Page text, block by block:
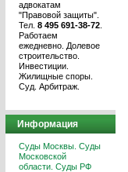
адвокатам
"Правовой защиты".
Тел. 8 495 691-38-72
Работаем
ежедневно. Долевое
строительство.
Инвестиции.
Жилищные споры.
Суд. Арбитраж.
Информация
Суды Москвы. Суды
Московской
области. Суды РФ